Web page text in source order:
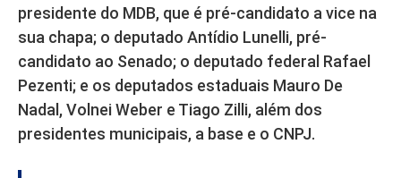
presidente do MDB, que é pré-candidato a vice na
sua chapa; o deputado Antídio Lunelli, pré-
candidato ao Senado; o deputado federal Rafael
Pezenti; e os deputados estaduais Mauro De
Nadal, Volnei Weber e Tiago Zilli, além dos
presidentes municipais, a base e o CNPJ.